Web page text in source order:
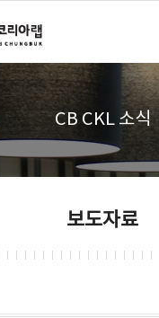
CB CKL 소식
보도자료